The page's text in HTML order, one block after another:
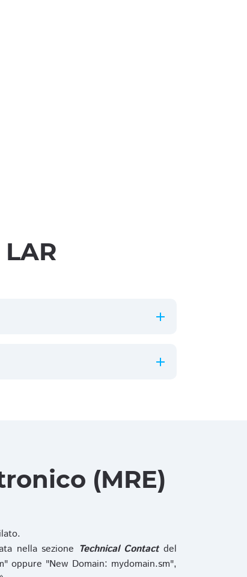
(MRE)
nella sezione Technical Contactdel
oppure "New Domain: mydomain.sm",